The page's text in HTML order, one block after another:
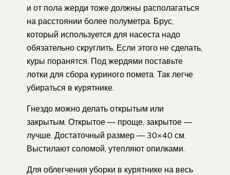
и от пола жерди тоже должны располагаться
на расстоянии более полуметра. Брус,
который используется для насеста надо
обязательно скруглить. Если этого не сделать,
куры поранятся. Под жердями поставьте
лотки для сбора куриного помета. Так легче
убираться в курятнике.
Гнездо можно делать открытым или
закрытым. Открытое — проще, закрытое —
лучше. Достаточный размер — 30×40 см.
Выстилают соломой, утепляют опилками.
Для облегчения уборки в курятнике на весь